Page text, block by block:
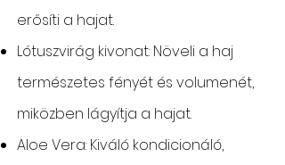
erősíti a hajat.
Lótuszvirág kivonat: Növeli a haj
természetes fényét és volumenét,
miközben lágyítja a hajat.
Aloe Vera: Kiváló kondicionáló,